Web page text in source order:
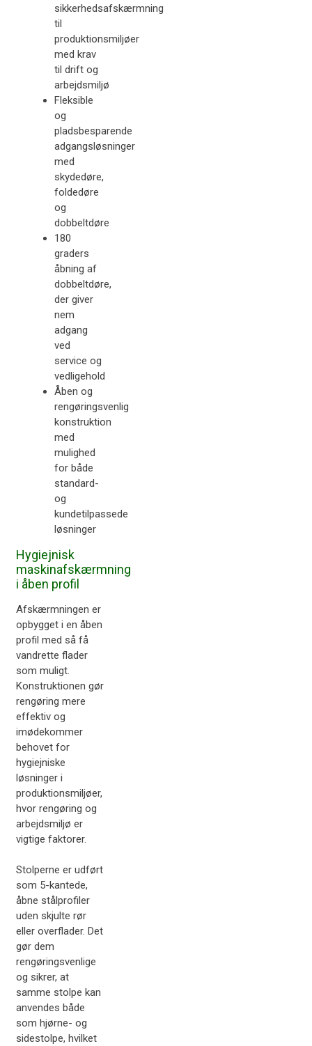
sikkerhedsafskærmning
til
produktionsmiljøer
med krav
til drift og
arbejdsmiljø
Fleksible
og
pladsbesparende
adgangsløsninger
med
skydedøre,
foldedøre
og
dobbeltdøre
180
graders
åbning af
dobbeltdøre,
der giver
nem
adgang
ved
service og
vedligehold
Åben og
rengøringsvenlig
konstruktion
med
mulighed
for både
standard-
og
kundetilpassede
løsninger
Hygiejnisk
maskinafskærmning
i åben profil
Afskærmningen er
opbygget i en åben
profil med så få
vandrette flader
som muligt.
Konstruktionen gør
rengøring mere
effektiv og
imødekommer
behovet for
hygiejniske
løsninger i
produktionsmiljøer,
hvor rengøring og
arbejdsmiljø er
vigtige faktorer.
Stolperne er udført
som 5-kantede,
åbne stålprofiler
uden skjulte rør
eller overflader. Det
gør dem
rengøringsvenlige
og sikrer, at
samme stolpe kan
anvendes både
som hjørne- og
sidestolpe, hvilket